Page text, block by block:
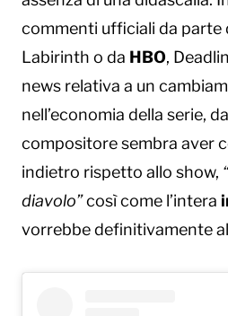
commenti ufficiali da parte
Labirinth o da HBO,
news relativa a un
nell’economia della serie,
compositore sembra aver
indietro rispetto allo show,
diavolo”così come l’intera
vorrebbe definitivamente